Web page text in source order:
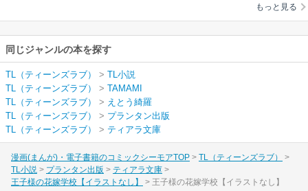
もっと見る
同じジャンルの本を探す
TL（ティーンズラブ） > TL小説
TL（ティーンズラブ）
> TAMAMI
TL（ティーンズラブ）
> えとう綺羅
TL（ティーンズラブ）
> プランタン出版
TL（ティーンズラブ）
> ティアラ文庫
漫画(まんが)・電子書籍のコミックシーモアTOP
TL（ティーンズラブ）
TL小説
プランタン出版
ティアラ文庫
王子様の花嫁学校【イラストなし】
王子様の花嫁学校【イラストなし】